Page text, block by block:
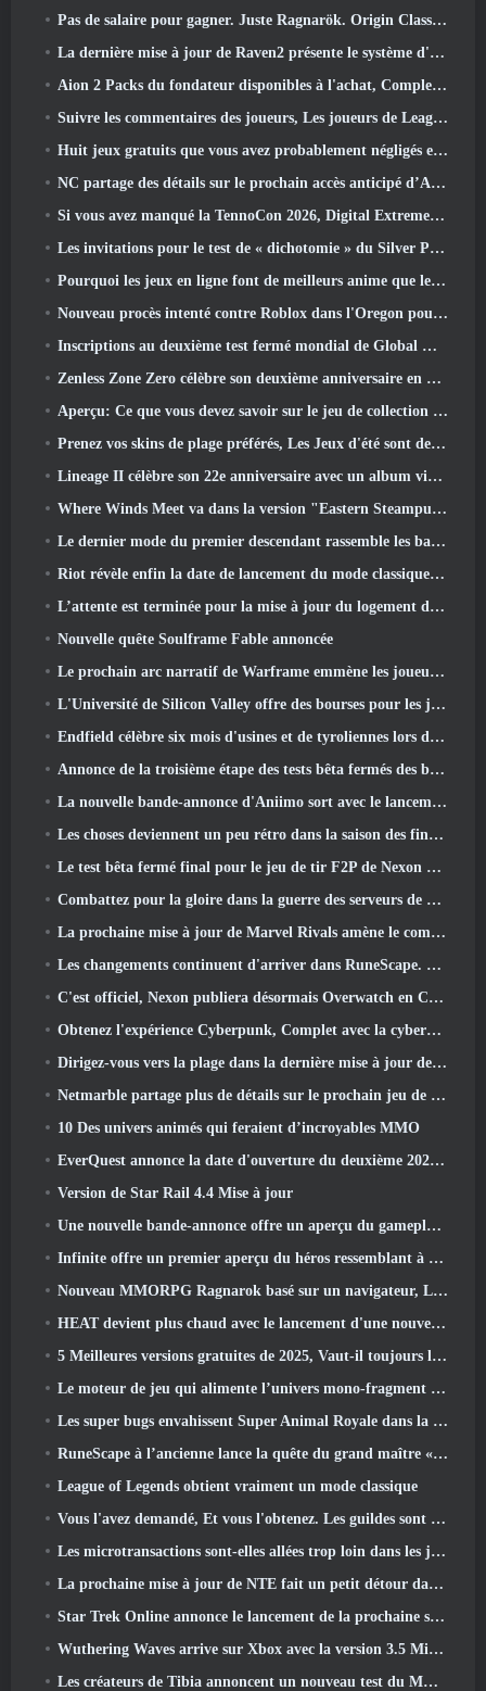
Pas de salaire pour gagner. Juste Ragnarök. Origin Classic est lancé en juillet 23
La dernière mise à jour de Raven2 présente le système d'éveil des compétences, Donner aux joueurs plus de moyens d'améliorer leurs compétences
Aion 2 Packs du fondateur disponibles à l'achat, Complet avec cinq jours d'accès anticipé
Suivre les commentaires des joueurs, Les joueurs de League Of Legends Classic n’auront pas à payer pour les skins classiques
Huit jeux gratuits que vous avez probablement négligés et qui font partie du Train Fest de Steam
NC partage des détails sur le prochain accès anticipé d’Aion 2
Si vous avez manqué la TennoCon 2026, Digital Extremes partage tous les panneaux
Les invitations pour le test de « dichotomie » du Silver Palace sont envoyées
Pourquoi les jeux en ligne font de meilleurs anime que les anime ne créent des jeux
Nouveau procès intenté contre Roblox dans l'Oregon pour un incident de toilettage d'enfants
Inscriptions au deuxième test fermé mondial de Global MapleStory Classic
Zenless Zone Zero célèbre son deuxième anniversaire en offrant aux joueurs le choix d'un agent gratuit de rang S
Aperçu: Ce que vous devez savoir sur le jeu de collection de créatures de HoYoverse, Honkai: Lien âme
Prenez vos skins de plage préférés, Les Jeux d'été sont de retour sur Overwatch
Lineage II célèbre son 22e anniversaire avec un album vinyle en édition collector
Where Winds Meet va dans la version "Eastern Steampunk" 2.0
Le dernier mode du premier descendant rassemble les batailles difficiles d'interception du vide et les profondeurs.
Riot révèle enfin la date de lancement du mode classique de League Of Legends
L’attente est terminée pour la mise à jour du logement des grands joueurs de RuneScape
Nouvelle quête Soulframe Fable annoncée
Le prochain arc narratif de Warframe emmène les joueurs vers une toute nouvelle carte des étoiles, Le système Tau
L'Université de Silicon Valley offre des bourses pour les jeux et certaines des exigences sont intéressantes
Endfield célèbre six mois d'usines et de tyroliennes lors de sa prochaine mise à jour
Annonce de la troisième étape des tests bêta fermés des batailles d'infanterie de War Thunder
La nouvelle bande-annonce d'Aniimo sort avec le lancement du dernier test bêta fermé
Les choses deviennent un peu rétro dans la saison des finales 11 Mise à jour
Le test bêta fermé final pour le jeu de tir F2P de Nexon Sudden Attack Zero Point a débuté aujourd'hui
Combattez pour la gloire dans la guerre des serveurs de Lineage II
La prochaine mise à jour de Marvel Rivals amène le combat contre les dieux
Les changements continuent d'arriver dans RuneScape. Cette fois, c'est le logement des joueurs
C'est officiel, Nexon publiera désormais Overwatch en Corée du Sud
Obtenez l'expérience Cyberpunk, Complet avec la cyberpsychose, Dans le prochain événement crossover d’Apex Legends
Dirigez-vous vers la plage dans la dernière mise à jour de Palia
Netmarble partage plus de détails sur le prochain jeu de mise à niveau solo, Mise à niveau en solo: KARMA à l’Anime Expo
10 Des univers animés qui feraient d’incroyables MMO
EverQuest annonce la date d'ouverture du deuxième 2026 Serveur d'extension temporisé
Version de Star Rail 4.4 Mise à jour
Une nouvelle bande-annonce offre un aperçu du gameplay de Silver Palace
Infinite offre un premier aperçu du héros ressemblant à une sirène à venir dans le printemps-été 2013: Lumière du soir
Nouveau MMORPG Ragnarok basé sur un navigateur, L'univers Ragnarok annoncé
HEAT devient plus chaud avec le lancement d'une nouvelle carte du désert
5 Meilleures versions gratuites de 2025, Vaut-il toujours la peine d'y jouer 2026?
Le moteur de jeu qui alimente l’univers mono-fragment d’Eve Online est désormais open source
Les super bugs envahissent Super Animal Royale dans la mise à jour « Super Natural »
RuneScape à l’ancienne lance la quête du grand maître « La Lune de sang se lève », Mettre fin à une série de quêtes de 20 ans
League of Legends obtient vraiment un mode classique
Vous l'avez demandé, Et vous l'obtenez. Les guildes sont maintenant disponibles dans Eterspire
Les microtransactions sont-elles allées trop loin dans les jeux gratuits?
La prochaine mise à jour de NTE fait un petit détour dans un jeu de table fantastique
Star Trek Online annonce le lancement de la prochaine saison « Undiscovered »
Wuthering Waves arrive sur Xbox avec la version 3.5 Mise à jour
Les créateurs de Tibia annoncent un nouveau test du MMORPG Zombie à l'ancienne, Persister en ligne